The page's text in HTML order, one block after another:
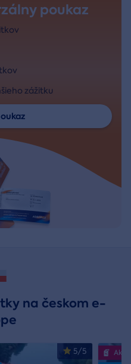
poukaz
zážitku
na českom e-
5/5
Akce